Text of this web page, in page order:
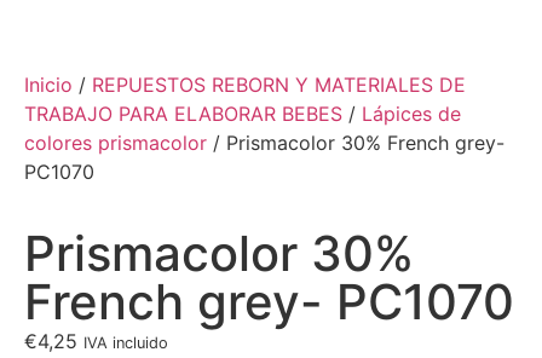
Inicio / REPUESTOS REBORN Y MATERIALES DE
TRABAJO PARA ELABORAR BEBES / Lápices de
colores prismacolor / Prismacolor 30% French grey-
PC1070
Prismacolor 30%
French grey- PC1070
€4,25 IVA incluido